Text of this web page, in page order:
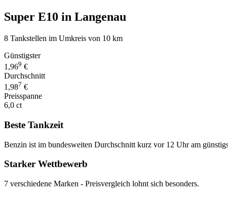
Super E10 in Langenau
8 Tankstellen im Umkreis von 10 km
Günstigster
1,969 €
Durchschnitt
1,987 €
Preisspanne
6,0 ct
Beste Tankzeit
Benzin ist im bundesweiten Durchschnitt kurz vor 12 Uhr am
Starker Wettbewerb
7 verschiedene Marken - Preisvergleich lohnt sich besonders.